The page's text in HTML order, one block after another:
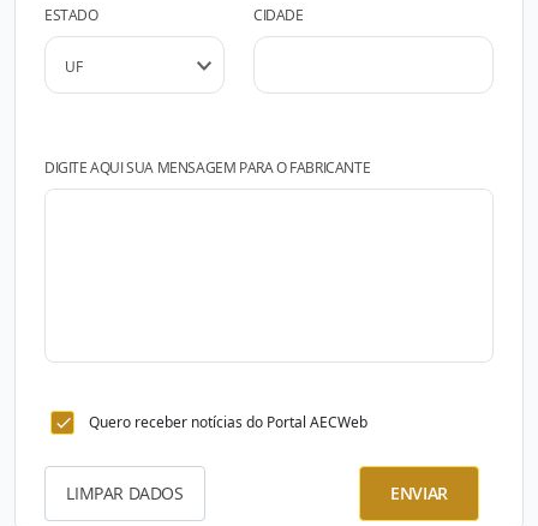
ESTADO CIDADE
DIGITE AQUI SUA MENSAGEM PARA O FABRICANTE
Quero receber notícias do Portal AECWeb
LIMPAR DADOS ENVIAR